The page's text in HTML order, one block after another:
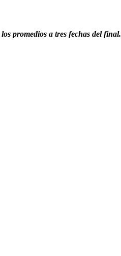
promedios a tres fechas del final.